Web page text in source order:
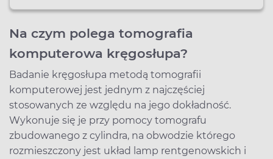
Na czym polega tomografia
komputerowa kręgosłupa?
Badanie kręgosłupa metodą tomografii
komputerowej jest jednym z najczęściej
stosowanych ze względu na jego dokładność.
Wykonuje się je przy pomocy tomografu
zbudowanego z cylindra, na obwodzie którego
rozmieszczony jest układ lamp rentgenowskich i